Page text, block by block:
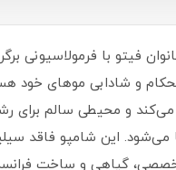
و شادابی موهای خود
می‌شود. این شامپو فاقد
گیاهی و ساخت